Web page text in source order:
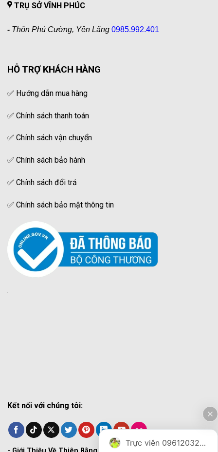
TRỤ SỞ VĨNH PHÚC
- Thôn Phú Cường, Yên Lãng 0985.992.401
HỖ TRỢ KHÁCH HÀNG
✅ Hướng dẫn mua hàng
✅ Chính sách thanh toán
✅ Chính sách vận chuyển
✅ Chính sách bảo hành
✅ Chính sách đổi trả
✅ Chính sách bảo mật thông tin
Kết nối với chúng tôi:
Trực viên 0961203270